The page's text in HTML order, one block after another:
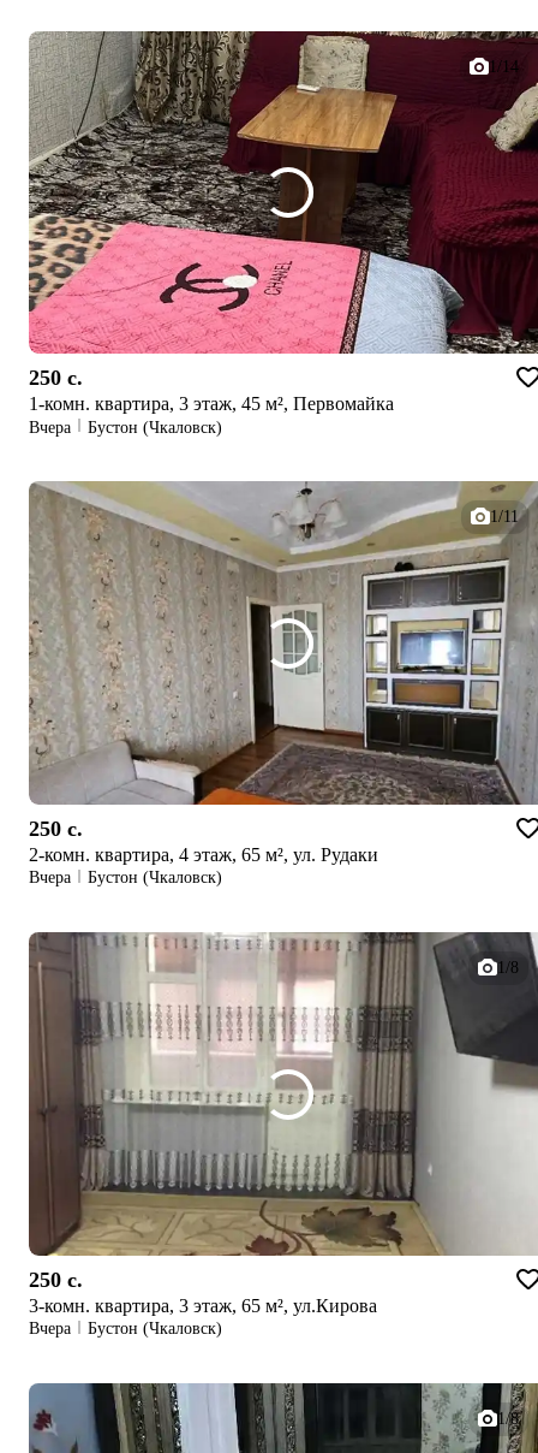
1/14
250 c.
1-комн. квартира, 3 этаж, 45 м², Первомайка
Вчера Бустон (Чкаловск)
1/11
250 c.
2-комн. квартира, 4 этаж, 65 м², ул. Рудаки
Вчера Бустон (Чкаловск)
1/8
250 c.
3-комн. квартира, 3 этаж, 65 м², ул.Кирова
Вчера Бустон (Чкаловск)
1/8